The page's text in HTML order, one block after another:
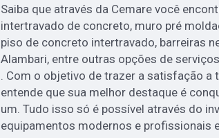
Saiba que através da Cemare você
intertravado de concreto, muro pré
piso de concreto intertravado, barreiras
Alambari, entre outras opções de
. Com o objetivo de trazer a satisfação a
entende que sua melhor destaque é
um. Tudo isso só é possível através do
equipamentos modernos e profissionais